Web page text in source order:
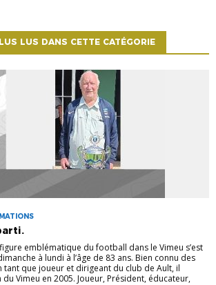
LUS DANS CETTE CATÉGORIE
emblématique du football dans le Vimeu s’est
à lundi à l’âge de 83 ans. Bien connu des
tant que joueur et dirigeant du club de Ault, il
Vimeu en 2005. Joueur, Président, éducateur,